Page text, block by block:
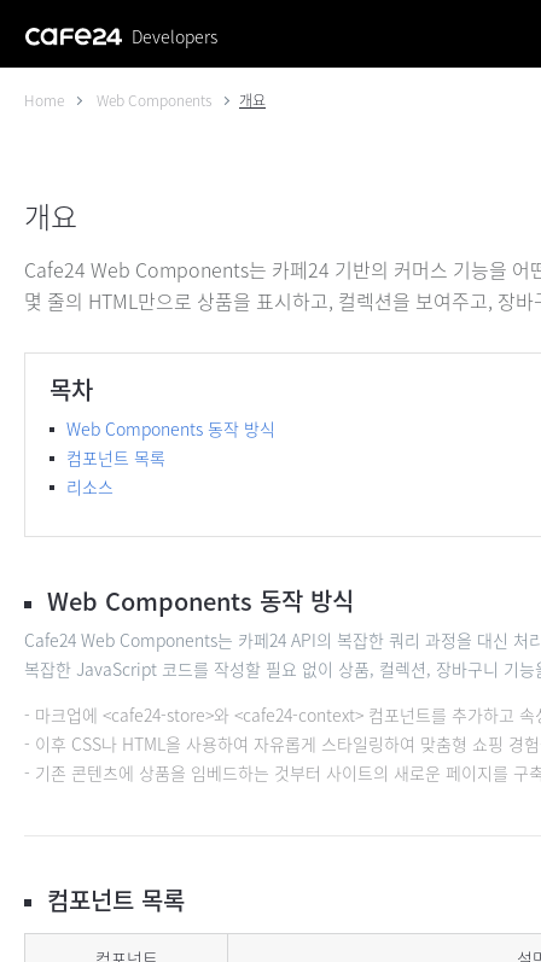
Developers
Home Web Components 개요
개요
Cafe24 Web Components는 카페24 기반의 커머스 기능을 어
몇 줄의 HTML만으로 상품을 표시하고, 컬렉션을 보여주고, 장
목차
Web Components 동작 방식
컴포넌트 목록
리소스
Web Components 동작 방식
Cafe24 Web Components는 카페24 API의 복잡한 쿼리 과정을 대신 처
복잡한 JavaScript 코드를 작성할 필요 없이 상품, 컬렉션, 장바구니 기
마크업에 <cafe24-store>와 <cafe24-context> 컴포넌트를 추가하고
이후 CSS나 HTML을 사용하여 자유롭게 스타일링하여 맞춤형 쇼핑 경
기존 콘텐츠에 상품을 임베드하는 것부터 사이트의 새로운 페이지를
컴포넌트 목록